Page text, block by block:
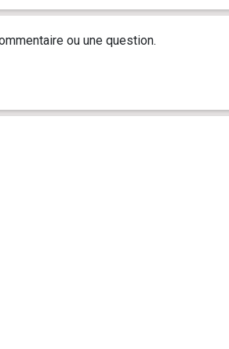
ou une question.